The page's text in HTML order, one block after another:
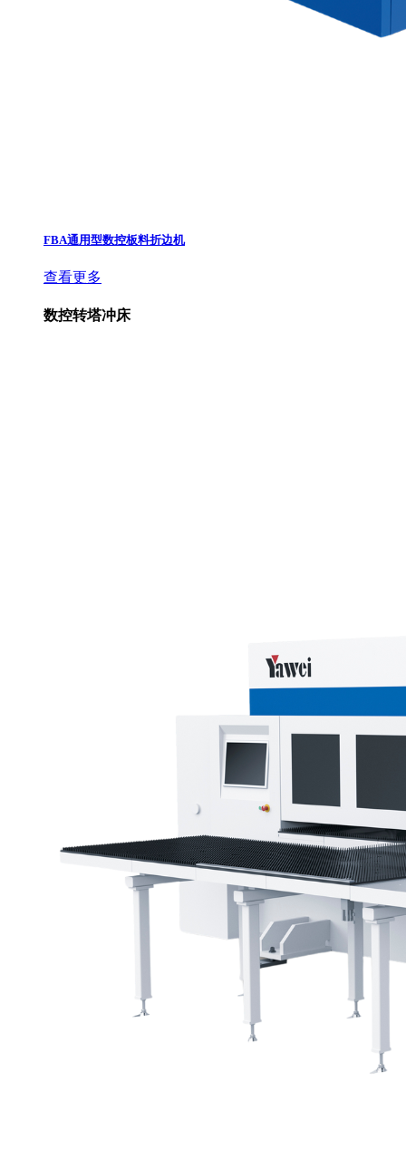
FBA通用型数控板料折边机
查看更多
数控转塔冲床